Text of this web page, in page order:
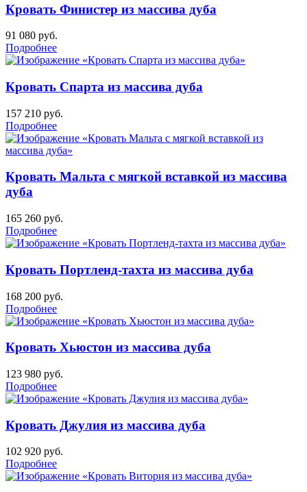
Кровать Финистер из массива дуба
91 080 руб.
Подробнее
Кровать Спарта из массива дуба
157 210 руб.
Подробнее
Кровать Мальта с мягкой вставкой из массива
дуба
165 260 руб.
Подробнее
Кровать Портленд-тахта из массива дуба
168 200 руб.
Подробнее
Кровать Хьюстон из массива дуба
123 980 руб.
Подробнее
Кровать Джулия из массива дуба
102 920 руб.
Подробнее